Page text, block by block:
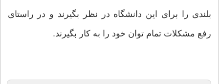
بلندی را برای این دانشگاه در نظر بگیرند و در راستای
رفع مشکلات تمام توان خود را به کار بگیرند.